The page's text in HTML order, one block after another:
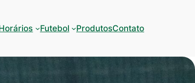
Futebol ProdutosContato